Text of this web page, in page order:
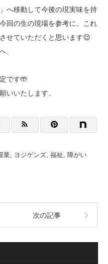
へ移動して今後の現実味を持
回の生の現場を参考に、これ
せていただくと思います😌
、
です🤲
いいたします。
業 ヨジゲンズ 福祉 障がい
次の記事